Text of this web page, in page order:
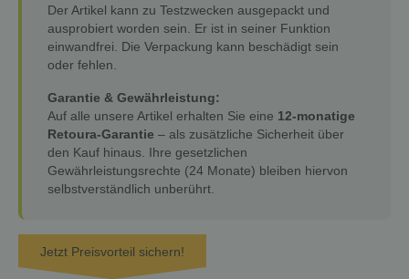
Der Artikel kann zu Testzwecken ausgepackt und
ausprobiert worden sein. Er ist in seiner Funktion
einwandfrei. Die Verpackung kann beschädigt sein
oder fehlen.
Garantie & Gewährleistung:
Auf alle unsere Artikel erhalten Sie eine 12-monatige
Retoura-Garantie – als zusätzliche Sicherheit über
den Kauf hinaus. Ihre gesetzlichen
Gewährleistungsrechte (24 Monate) bleiben hiervon
selbstverständlich unberührt.
Jetzt Preisvorteil sichern!